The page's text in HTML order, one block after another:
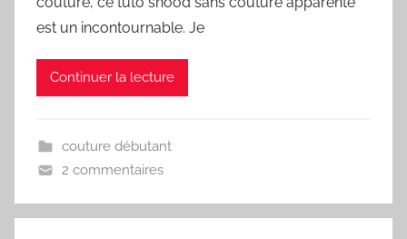
est un incontournable. Je
Continuer la lecture
couture débutant
2 commentaires